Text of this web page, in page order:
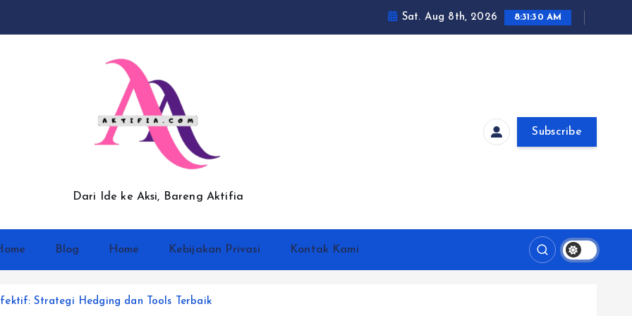
Sat. Aug 8th, 2026 8:31:31 AM
Dari Ide ke Aksi, Bareng Aktifia
Subscribe
Blog Home Kebijakan Privasi Kontak Kami
Strategi Hedging dan Tools Terbaik